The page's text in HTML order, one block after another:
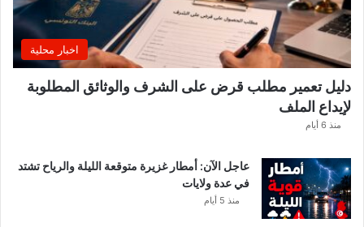
اخبار محلية
دليل تعمير مطلب قرض على الشرف والوثائق المطلوبة
لإيداع الملف
منذ 6 أيام
عاجل الآن: أمطار غزيرة متوقعة الليلة والرياح تشتد
في عدة ولايات
منذ 5 أيام